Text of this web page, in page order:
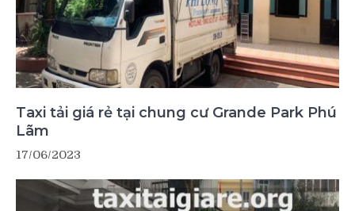
Taxi tải giá rẻ tại chung cư Grande Park Phú
Lãm
17/06/2023